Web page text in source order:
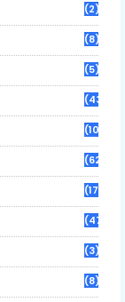
(2)
(8)
(5)
(43)
(108)
(62)
(17)
(470)
(3)
(8)